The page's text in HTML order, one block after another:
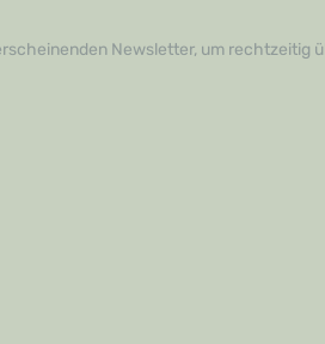
Newsletter, um rechtzeitig